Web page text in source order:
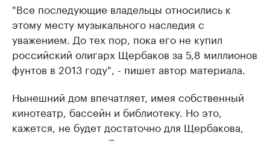
"Все последующие владельцы относились к
этому месту музыкального наследия с
уважением. До тех пор, пока его не купил
российский олигарх Щербаков за 5,8 миллионов
фунтов в 2013 году", - пишет автор материала.
Нынешний дом впечатляет, имея собственный
кинотеатр, бассейн и библиотеку. Но это,
кажется, не будет достаточно для Щербакова,